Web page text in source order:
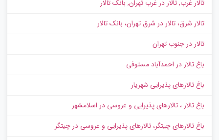
تالار غرب, تالار در غرب تهران, بانک تالار
تالار شرق، تالار در شرق تهران، بانک تالار
تالار در جنوب تهران
باغ تالار در احمدآباد مستوفی
باغ تالارهای پذیرایی شهریار
باغ تالار ، تالارهای پذیرایی و عروسی در اسلامشهر
باغ تالارهای چیتگر، تالارهای پذیرایی و عروسی در چیتگر